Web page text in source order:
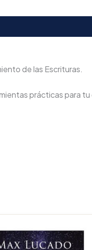
de las Escrituras.
prácticas para tu
was:
$70.400.
is: